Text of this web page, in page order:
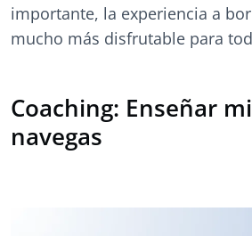
importante, la experiencia a
mucho más disfrutable para
Coaching: Enseñar
navegas